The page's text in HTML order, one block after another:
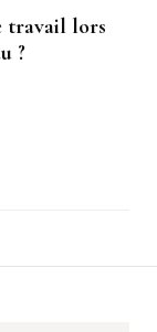
travail lors
?